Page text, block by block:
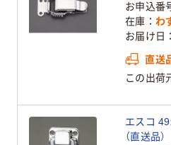
お申込番
在庫
わ
お届け日
直送
この出荷
エスコ
（直送品）